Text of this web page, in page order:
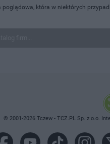
poglądowa, która w niektórych
© 2001-2026 Tczew - TCZ.PL Sp. z o.o.